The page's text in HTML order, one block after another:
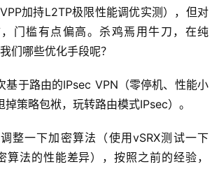
加持L2TP极限性能调优实测），但对
门槛有点偏高。杀鸡焉用牛刀，在纯
们哪些优化手段呢？
基于路由的IPsec VPN（零停机、性能小
策略包袱，玩转路由模式IPsec）。
整一下加密算法（使用vSRX测试一下
算法的性能差异），按照之前的经验，